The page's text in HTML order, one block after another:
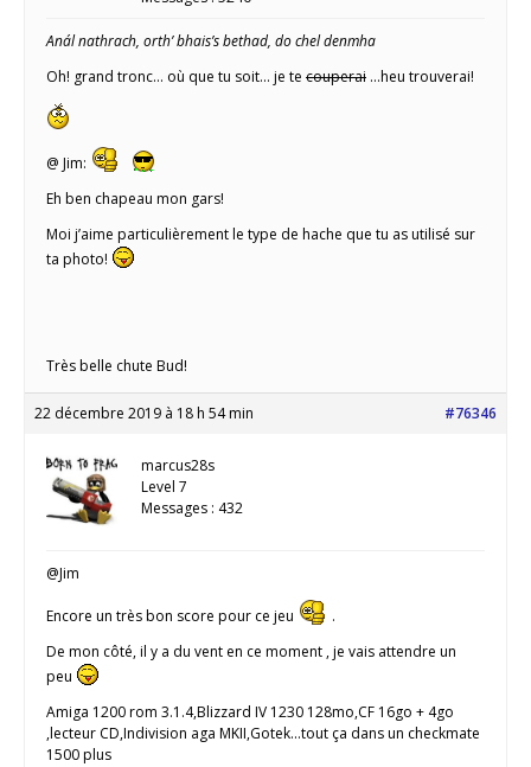
Anál nathrach, orth’ bhais’s bethad, do chel denmha
Oh! grand tronc… où que tu soit… je te couperai …heu trouverai!
@ Jim:
Eh ben chapeau mon gars!
Moi j’aime particulièrement le type de hache que tu as utilisé sur
ta photo!
Très belle chute Bud!
22 décembre 2019 à 18 h 54 min #76346
marcus28s
Level 7
Messages : 432
@Jim
Encore un très bon score pour ce jeu
.
De mon côté, il y a du vent en ce moment , je vais attendre un
peu
Amiga 1200 rom 3.1.4,Blizzard IV 1230 128mo,CF 16go + 4go
,lecteur CD,Indivision aga MKII,Gotek...tout ça dans un checkmate
1500 plus